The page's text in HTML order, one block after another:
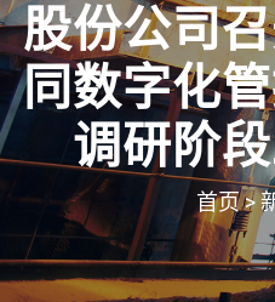
股份公司
同数字化
调研阶
首页>